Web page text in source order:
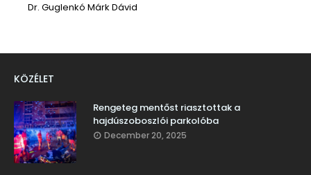
Dr. Guglenkó Márk Dávid
KÖZÉLET
Rengeteg mentőst riasztottak a
hajdúszoboszlói parkolóba
December 20, 2025